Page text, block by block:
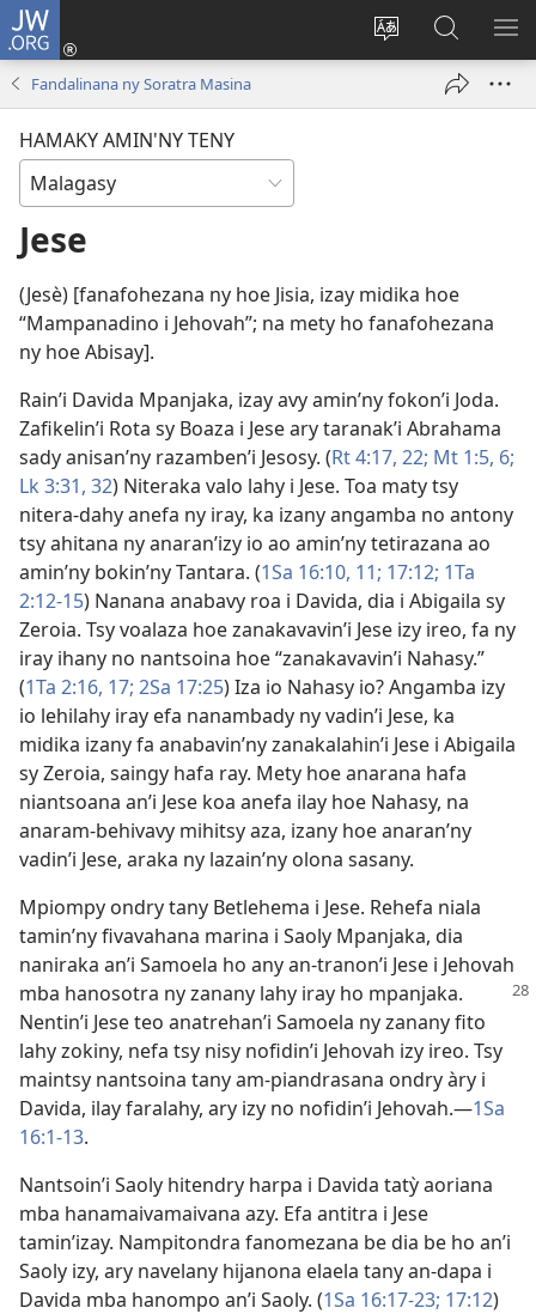
JW.ORG
Hiova
Hiditra
(manokatra
ato
Amin’ny
Fandalinana ny Soratra Masina
HAMAKY AMIN'NY TENY
Jese
(Jesè) [fanafohezana ny hoe Jisia, izay midika hoe
“Mampanadino i Jehovah”; na mety ho fanafohezana
ny hoe Abisay].
Rain’i Davida Mpanjaka, izay avy amin’ny fokon’i Joda.
Zafikelin’i Rota sy Boaza i Jese ary taranak’i Abrahama
sady anisan’ny razamben’i Jesosy. (Rt 4:17, 22; Mt 1:5, 6;
Lk 3:31, 32) Niteraka valo lahy i Jese. Toa maty tsy
nitera-dahy anefa ny iray, ka izany angamba no antony
tsy ahitana ny anaran’izy io ao amin’ny tetirazana ao
amin’ny bokin’ny Tantara. (1Sa 16:10, 11; 17:12; 1Ta
2:12-15) Nanana anabavy roa i Davida, dia i Abigaila sy
Zeroia. Tsy voalaza hoe zanakavavin’i Jese izy ireo, fa ny
iray ihany no nantsoina hoe “zanakavavin’i Nahasy.”
(1Ta 2:16, 17; 2Sa 17:25) Iza io Nahasy io? Angamba izy
io lehilahy iray efa nanambady ny vadin’i Jese, ka
midika izany fa anabavin’ny zanakalahin’i Jese i Abigaila
sy Zeroia, saingy hafa ray. Mety hoe anarana hafa
niantsoana an’i Jese koa anefa ilay hoe Nahasy, na
anaram-behivavy mihitsy aza, izany hoe anaran’ny
vadin’i Jese, araka ny lazain’ny olona sasany.
Mpiompy ondry tany Betlehema i Jese. Rehefa niala
tamin’ny fivavahana marina i Saoly Mpanjaka, dia
naniraka an’i Samoela ho any an-tranon’i Jese i Jehovah
mba hanosotra ny zanany lahy iray ho mpanjaka.
Nentin’i Jese teo anatrehan’i Samoela ny zanany fito
lahy zokiny, nefa tsy nisy nofidin’i Jehovah izy ireo. Tsy
maintsy nantsoina tany am-piandrasana ondry àry i
Davida, ilay faralahy, ary izy no nofidin’i Jehovah.​—1Sa
16:1-13.
Nantsoin’i Saoly hitendry harpa i Davida tatỳ aoriana
mba hanamaivamaivana azy. Efa antitra i Jese
tamin’izay. Nampitondra fanomezana be dia be ho an’i
Saoly izy, ary navelany hijanona elaela tany an-dapa i
Davida mba hanompo an’i Saoly. (1Sa 16:17-23; 17:12)